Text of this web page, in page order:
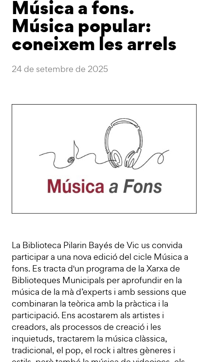
Música a fons.
Música popular:
coneixem les arrels
24 de setembre de 2025
La Biblioteca Pilarin Bayés de Vic us convida
participar a una nova edició del cicle Música a
fons. Es tracta d'un programa de la Xarxa de
Biblioteques Municipals per aprofundir en la
música de la mà d’experts i amb sessions que
combinaran la teòrica amb la pràctica i la
participació. Ens acostarem als artistes i
creadors, als processos de creació i les
inquietuds, tractarem la música clàssica,
tradicional, el pop, el rock i altres gèneres i